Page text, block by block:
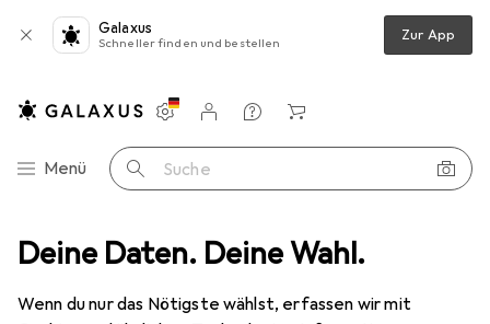
Deine Daten. Deine Wahl.
Wenn du nur das Nötigste wählst, erfassen wir mit
Galaxus
Schneller finden und bestellen Zur App
Navigation nach Kategorien
Menü Suche
Einstellungen
Kundenkonto
Vergleichslisten
Merklisten
Warenkorb
Spiele + Puzzles Puzzle Eichhorn Bilderwürfel
EUR
12,51 bei 3 Stück